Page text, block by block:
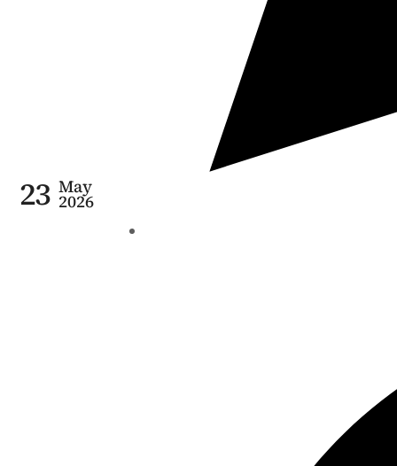
23 May
2026